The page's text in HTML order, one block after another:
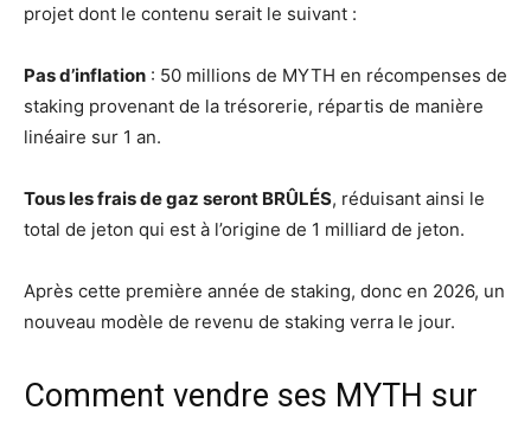
projet dont le contenu serait le suivant :
Pas d’inflation : 50 millions de MYTH en récompenses de
staking provenant de la trésorerie, répartis de manière
linéaire sur 1 an.
Tous les frais de gaz seront BRÛLÉS, réduisant ainsi le
total de jeton qui est à l’origine de 1 milliard de jeton.
Après cette première année de staking, donc en 2026, un
nouveau modèle de revenu de staking verra le jour.
Comment vendre ses MYTH sur